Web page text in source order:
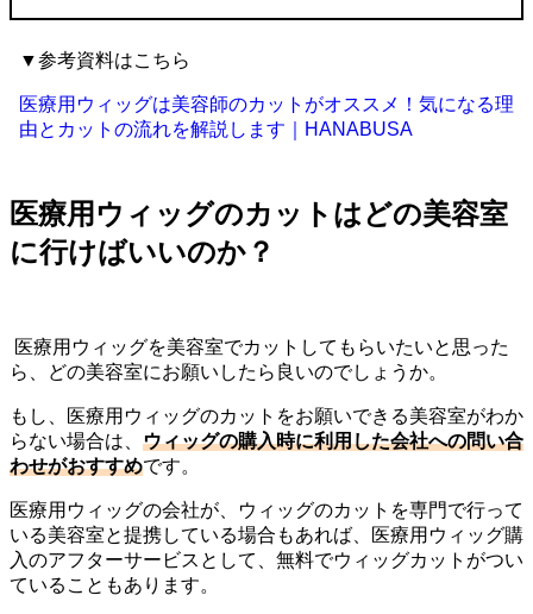
▼参考資料はこちら
医療用ウィッグは美容師のカットがオススメ！気になる理
由とカットの流れを解説します｜HANABUSA
医療用ウィッグのカットはどの美容室
に行けばいいのか？
医療用ウィッグを美容室でカットしてもらいたいと思った
ら、どの美容室にお願いしたら良いのでしょうか。
もし、医療用ウィッグのカットをお願いできる美容室がわか
らない場合は、 ウィッグの購入時に利用した会社への問い合
わせがおすすめです。
医療用ウィッグの会社が、ウィッグのカットを専門で行って
いる美容室と提携している場合もあれば、医療用ウィッグ購
入のアフターサービスとして、無料でウィッグカットがつい
ていることもあります。